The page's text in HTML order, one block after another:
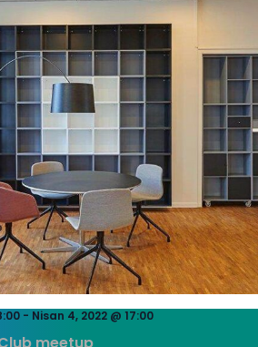
- Nisan 4, 2022 @ 17:00